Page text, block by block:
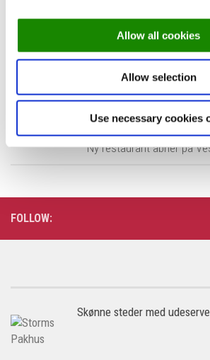
Allow all cookies
Allow selection
Use necessary cookies
PREVIOUS STORY
Ny restaurant åbner på
FOLLOW:
Skønne steder med